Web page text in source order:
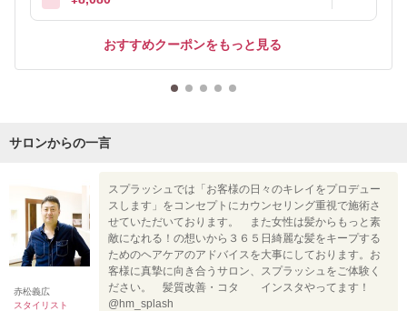
おすすめクーポンをもっと見る
サロンからの一言
赤松義広
スタイリスト
スプラッシュでは「お客様の日々のキレイをプロデュー
スします」をコンセプトにカウンセリング重視で施術さ
せていただいております。 また女性は髪からもっと素
敵になれる！の想いから３６５日綺麗な髪をキープする
ためのヘアケアのアドバイスを大事にしております。お
客様に真摯に向き合うサロン、スプラッシュをご体験く
ださい。 髪質改善・コタ インスタやってます！
@hm_splash